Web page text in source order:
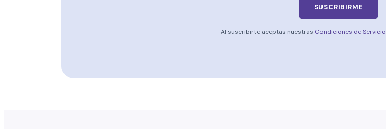
SUSCRIBIRME
Al suscribirte aceptas nuestras Condiciones de Servicio